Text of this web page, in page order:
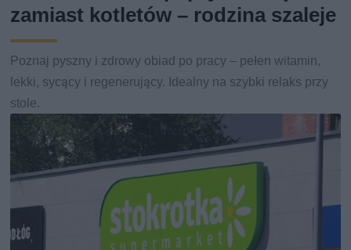
zamiast kotletów – rodzina szaleje
Poznaj pyszny i zdrowy obiad po pracy – pełen witamin,
lekki, sycący i regenerujący. Idealny na szybki relaks przy
stole.